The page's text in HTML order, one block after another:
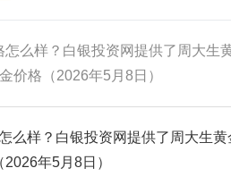
怎么样？白银投资网提供了周大生
价格（2026年5月8日）
么样？白银投资网提供了周大生
2026年5月8日 ）